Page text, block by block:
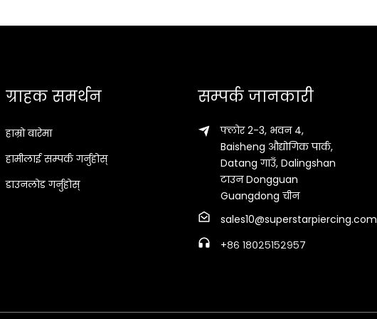
ग्राहक समर्थन
हाम्रो बारेमा
हामीलाई सम्पर्क गर्नुहोस्
डाउनलोड गर्नुहोस्
सम्पर्क जानकारी
फ्लोर 2-3, भवन 4,
Baisheng औद्योगिक पार्क,
Datang गाउँ, Dalingshan
टाउन Dongguan
Guangdong चीन
sales10@superstarpiercing.com
+८६ १८०२५१५२९५७